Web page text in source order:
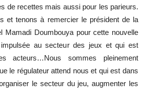
de recettes mais aussi pour les parieurs.
et tenons à remercier le président de la
Mamadi Doumbouya pour cette nouvelle
impulsée au secteur des jeux et qui est
acteurs…Nous sommes pleinement
le régulateur attend nous et qui est dans
le secteur du jeu, augmenter les